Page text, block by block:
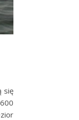
się